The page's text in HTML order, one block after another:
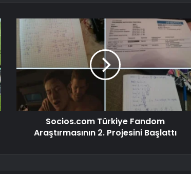
Socios.com Türkiye Fandom
Araştırmasının 2. Projesini Başlattı